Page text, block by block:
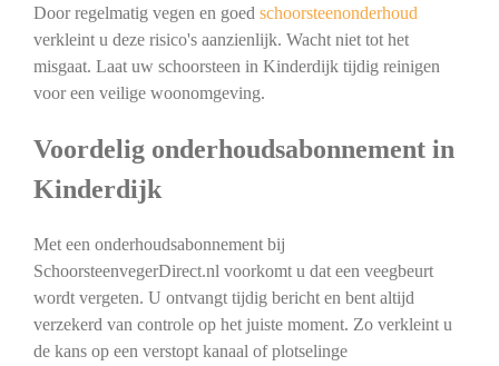
Door regelmatig vegen en goed schoorsteenonderhoud
verkleint u deze risico's aanzienlijk. Wacht niet tot het
misgaat. Laat uw schoorsteen in Kinderdijk tijdig reinigen
voor een veilige woonomgeving.
Voordelig onderhoudsabonnement in
Kinderdijk
Met een onderhoudsabonnement bij
SchoorsteenvegerDirect.nl voorkomt u dat een veegbeurt
wordt vergeten. U ontvangt tijdig bericht en bent altijd
verzekerd van controle op het juiste moment. Zo verkleint u
de kans op een verstopt kanaal of plotselinge